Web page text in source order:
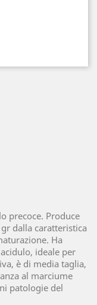
precoce. Produce
dalla caratteristica
Ha
ideale per
è di media taglia,
al marciume
patologie del